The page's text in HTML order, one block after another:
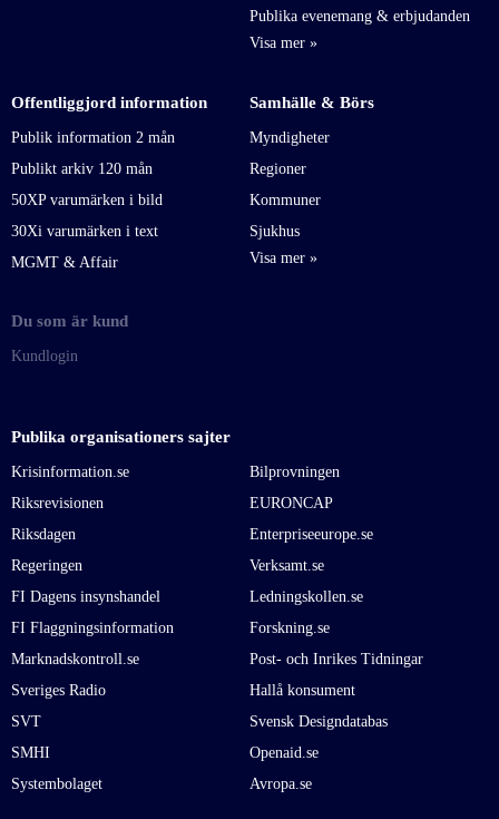
Publika evenemang & erbjudanden
Offentliggjord information
Publik information 2 mån
Publikt arkiv 120 mån
50XP varumärken i bild
30Xi varumärken i text
MGMT & Affair
Samhälle & Börs
Myndigheter
Regioner
Kommuner
Sjukhus
Du som är kund
Kundlogin
Publika organisationers sajter
Krisinformation.se
Riksrevisionen
Riksdagen
Regeringen
FI Dagens insynshandel
FI Flaggningsinformation
Marknadskontroll.se
Sveriges Radio
SVT
SMHI
Systembolaget
Bilprovningen
EURONCAP
Enterpriseeurope.se
Verksamt.se
Ledningskollen.se
Forskning.se
Post- och Inrikes Tidningar
Hallå konsument
Svensk Designdatabas
Openaid.se
Avropa.se